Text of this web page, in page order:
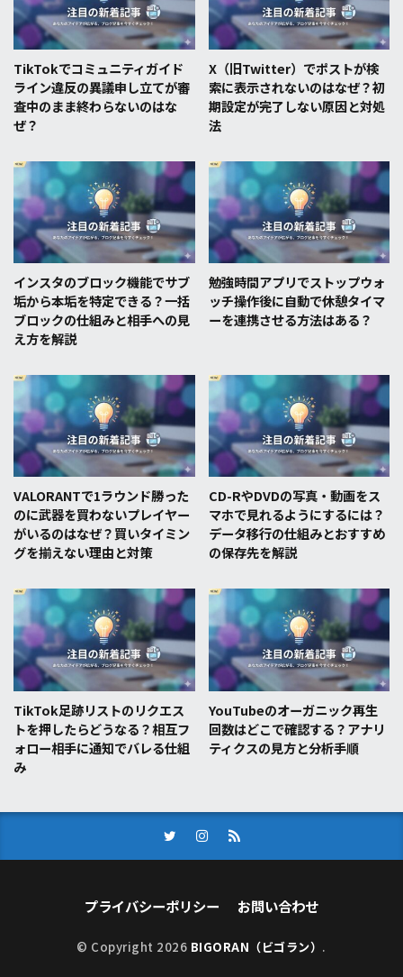
TikTokでコミュニティガイド
ライン違反の異議申し立てが審
査中のまま終わらないのはな
ぜ？
X（旧Twitter）でポストが検
索に表示されないのはなぜ？初
期設定が完了しない原因と対処
法
インスタのブロック機能でサブ
垢から本垢を特定できる？一括
ブロックの仕組みと相手への見
え方を解説
勉強時間アプリでストップウォ
ッチ操作後に自動で休憩タイマ
ーを連携させる方法はある？
VALORANTで1ラウンド勝った
のに武器を買わないプレイヤー
がいるのはなぜ？買いタイミン
グを揃えない理由と対策
CD-RやDVDの写真・動画をス
マホで見れるようにするには？
データ移行の仕組みとおすすめ
の保存先を解説
TikTok足跡リストのリクエス
トを押したらどうなる？相互フ
ォロー相手に通知でバレる仕組
み
YouTubeのオーガニック再生
回数はどこで確認する？アナリ
ティクスの見方と分析手順
プライバシーポリシー お問い合わせ
© Copyright 2026 BIGORAN（ビゴラン） .